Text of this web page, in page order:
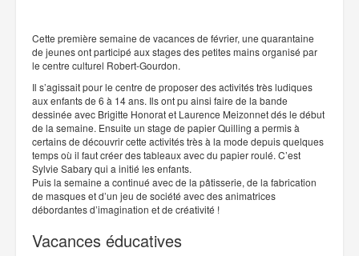
Cette première semaine de vacances de février, une quarantaine
de jeunes ont participé aux stages des petites mains organisé par
le centre culturel Robert-Gourdon.
Il s’agissait pour le centre de proposer des activités très ludiques
aux enfants de 6 à 14 ans. Ils ont pu ainsi faire de la bande
dessinée avec Brigitte Honorat et Laurence Meizonnet dés le début
de la semaine. Ensuite un stage de papier Quilling a permis à
certains de découvrir cette activités très à la mode depuis quelques
temps où il faut créer des tableaux avec du papier roulé. C’est
Sylvie Sabary qui a initié les enfants.
Puis la semaine a continué avec de la pâtisserie, de la fabrication
de masques et d’un jeu de société avec des animatrices
débordantes d’imagination et de créativité !
Vacances éducatives